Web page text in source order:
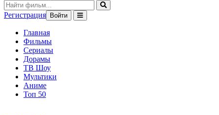
Регистрация Войти
Главная
Фильмы
Сериалы
Дорамы
ТВ Шоу
Мультики
Аниме
Топ 50